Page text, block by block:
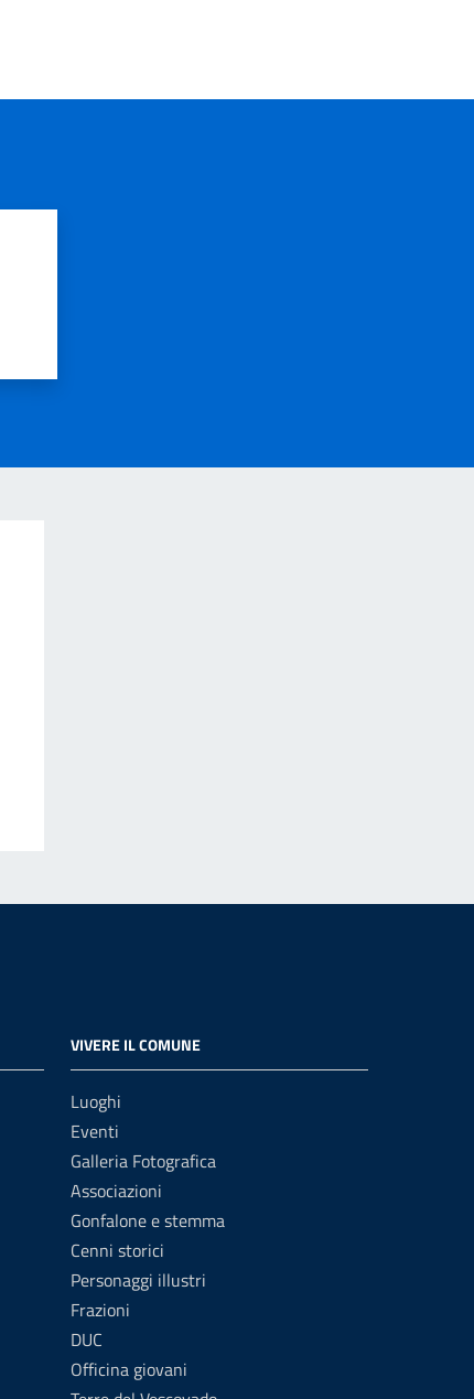
VIVERE IL COMUNE
Luoghi
Eventi
Galleria Fotografica
Associazioni
Gonfalone e stemma
Cenni storici
Personaggi illustri
Frazioni
DUC
Officina giovani